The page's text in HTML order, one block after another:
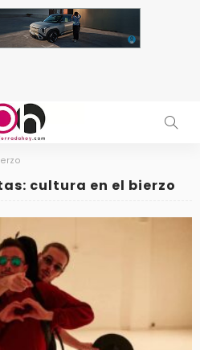
cultura en el bierzo